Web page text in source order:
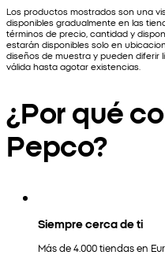
Los productos mostrados son una
disponibles gradualmente en las
términos de precio, cantidad y
estarán disponibles solo en
diseños de muestra y pueden diferir
válida hasta agotar existencias.
¿Por qué
Pepco?
Siempre cerca de ti
Más de 4.000 tiendas en